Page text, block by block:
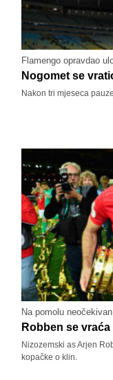
Flamengo opravdao
Nogomet se
Nakon tri mjeseca
Na pomolu
Robben se
Nizozemski as Arjen
kopačke o klin.